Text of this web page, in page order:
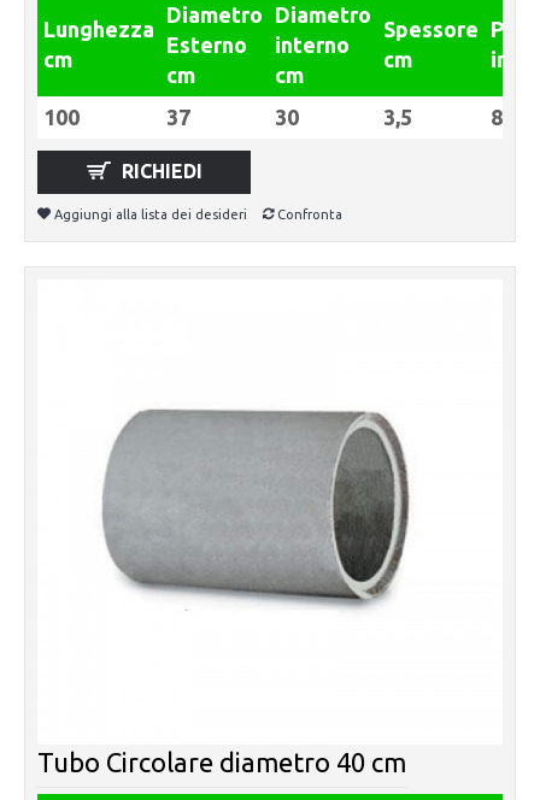
Lunghezza
cm
Diametro
Esterno
cm
Diametro
interno
cm
Spessore
cm
Peso
in Kg
100 37 30 3,5 80
RICHIEDI
Aggiungi alla lista dei desideri Confronta
Tubo Circolare diametro 40 cm